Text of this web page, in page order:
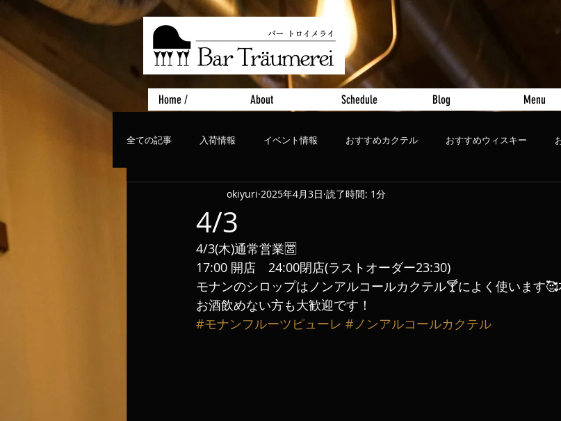
Home / About Schedule Blog Menu
全ての記事 入荷情報 イベント情報 おすすめカクテル おすすめウィスキー
ライブ、コンサート おすすめビール
4/3
okiyuri 2025年4月3日 読了時間: 1分
4/3(木)通常営業🈺
17:00 開店　24:00閉店(ラストオーダー23:30)
モナンのシロップはノンアルコールカクテル🍸によく使います
お酒飲めない方も大歓迎です！
#モナンフルーツピューレ #ノンアルコールカクテル